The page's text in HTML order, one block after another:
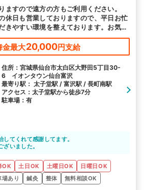
ますので遠方の方もご利用ください。
休日も営業しておりますので、平日お忙
きやすい環境を整えております。お気軽
金最大20,000円支給
住所：宮城県仙台市太白区大野田5丁目30-
6 イオンタウン仙台富沢
最寄り駅： 太子堂駅 / 富沢駅 / 長町南駅
アクセス：太子堂駅から徒歩7分
駐車場：有
してくれて感謝してます。
ざいました。
OK 土日OK 土曜日OK
日曜日OK
場あり 鍼灸 整体
無料相談OK